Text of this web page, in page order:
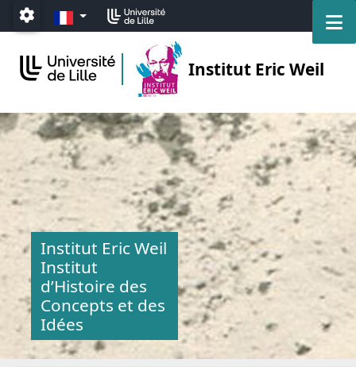
Accéder au menu principal
Accéder au contenu
Paramétrage
FR
Institut Eric Weil
Institut Eric Weil
Institut
d’Histoire des
Concepts et des
Idées